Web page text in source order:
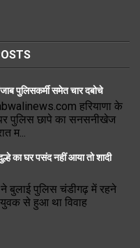
पुलिसकर्मी समेत चार दबोचे
हरियाणा के
पुलिस छापे का सनसनीखेज
म...
का घर पसंद नहीं आया तो शादी
बुलाई पुलिस चंडीगढ़ में रहने
से हुआ था विवाह